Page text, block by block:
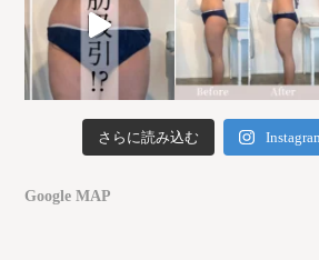
さらに読み込む
Google MAP